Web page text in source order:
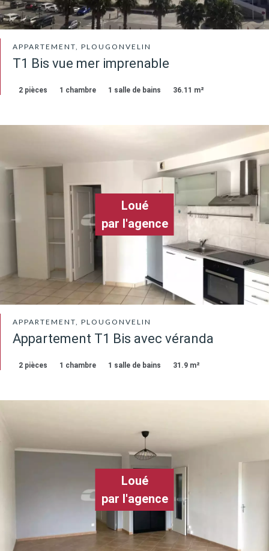
APPARTEMENT, PLOUGONVELIN
T1 Bis vue mer imprenable
2 pièces 1 chambre 1 salle de bains 36.11 m²
Loué
par l'agence
APPARTEMENT, PLOUGONVELIN
Appartement T1 Bis avec véranda
2 pièces 1 chambre 1 salle de bains 31.9 m²
Loué
par l'agence